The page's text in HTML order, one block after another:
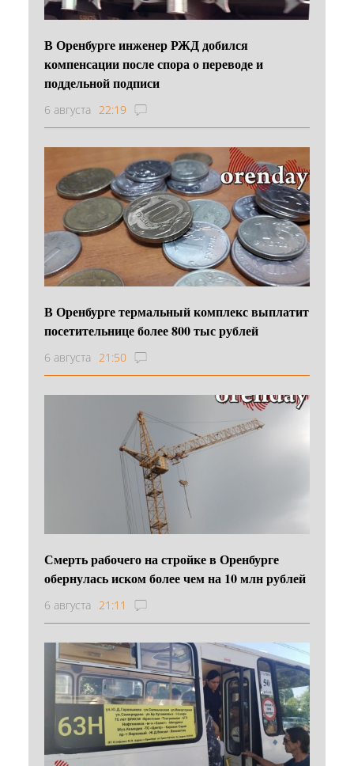
В Оренбурге инженер РЖД добился
компенсации после спора о переводе и
поддельной подписи
6 августа 22:19
В Оренбурге термальный комплекс выплатит
посетительнице более 800 тыс рублей
6 августа 21:50
Смерть рабочего на стройке в Оренбурге
обернулась иском более чем на 10 млн рублей
6 августа 21:11